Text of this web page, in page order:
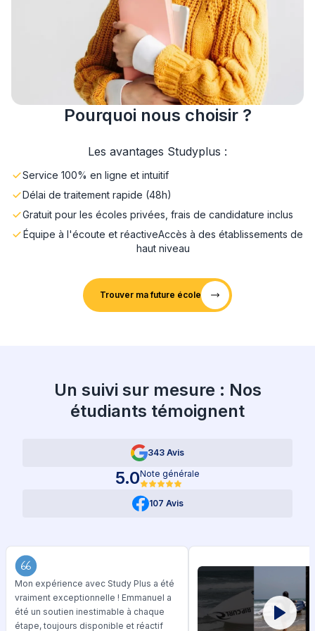
Pourquoi nous choisir ?
Les avantages Studyplus :
Service 100% en ligne et intuitif
Délai de traitement rapide (48h)
Gratuit pour les écoles privées, frais de candidature inclus
Équipe à l'écoute et réactiveAccès à des établissements de
haut niveau
Trouver ma future école
Un suivi sur mesure : Nos
étudiants témoignent
343 Avis
5.0Note générale
107 Avis
Mon expérience avec Study Plus a été
vraiment exceptionnelle ! Emmanuel a
été un soutien inestimable à chaque
étape, toujours disponible et réactif